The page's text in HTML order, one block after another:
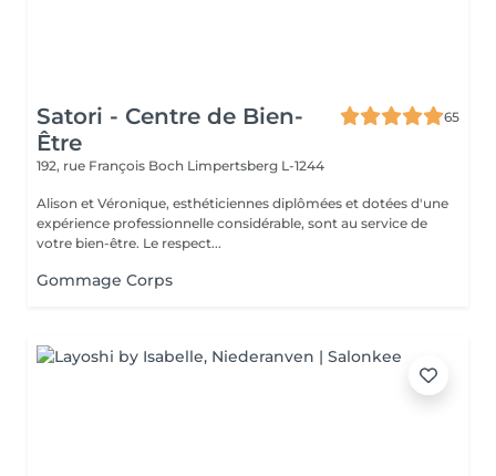
Satori - Centre de Bien-
Être
65
192, rue François Boch Limpertsberg L-1244
Alison et Véronique, esthéticiennes diplômées et dotées d'une
expérience professionnelle considérable, sont au service de
votre bien-être. Le respect...
Gommage Corps